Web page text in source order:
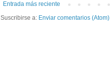
Entrada más reciente
Suscribirse a: Enviar comentarios (Atom)